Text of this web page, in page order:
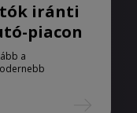
iránti
piacon
a